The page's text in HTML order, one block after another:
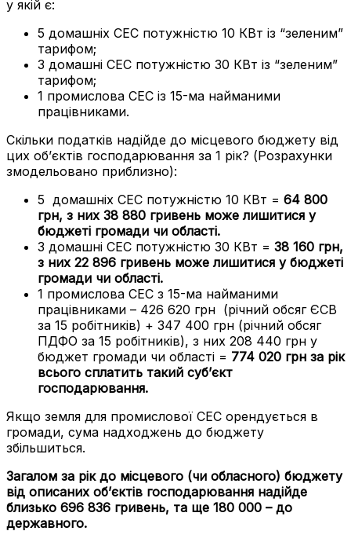
у якій є:
5 домашніх СЕС потужністю 10 КВт із “зеленим”
тарифом;
3 домашні СЕС потужністю 30 КВт із “зеленим”
тарифом;
1 промислова СЕС із 15-ма найманими
працівниками.
Скільки податків надійде до місцевого бюджету від
цих об’єктів господарювання за 1 рік? (Розрахунки
змодельовано приблизно):
5 домашніх СЕС потужністю 10 КВт = 64 800
грн, з них 38 880 гривень може лишитися у
бюджеті громади чи області.
3 домашні СЕС потужністю 30 КВт = 38 160 грн,
з них 22 896 гривень може лишитися у бюджеті
громади чи області.
1 промислова СЕС з 15-ма найманими
працівниками – 426 620 грн (річний обсяг ЄСВ
за 15 робітників) + 347 400 грн (річний обсяг
ПДФО за 15 робітників), з них 208 440 грн у
бюджет громади чи області = 774 020 грн за рік
всього сплатить такий суб’єкт
господарювання.
Якщо земля для промислової СЕС орендується в
громади, сума надходжень до бюджету
збільшиться.
Загалом за рік до місцевого (чи обласного) бюджету
від описаних об’єктів господарювання надійде
близько 696 836 гривень, та ще 180 000 – до
державного.